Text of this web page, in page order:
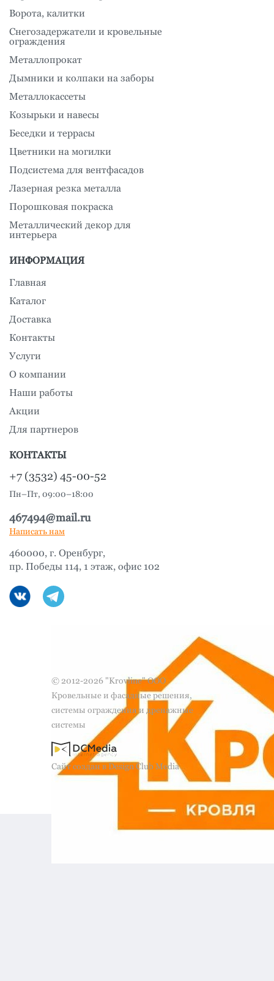
© 2012-2026 "Krovline" ООО
Кровельные и фасадные решения,
системы ограждения и дренажные
системы
Сайт создан в Design Club Media
Ворота, калитки
Снегозадержатели и кровельные
ограждения
Металлопрокат
Дымники и колпаки на заборы
Металлокассеты
Козырьки и навесы
Беседки и террасы
Цветники на могилки
Подсистема для вентфасадов
Лазерная резка металла
Порошковая покраска
Металлический декор для
интерьера
ИНФОРМАЦИЯ
Главная
Каталог
Доставка
Контакты
Услуги
О компании
Наши работы
Акции
Для партнеров
КОНТАКТЫ
+7 (3532) 45-00-52
Пн–Пт, 09:00–18:00
467494@mail.ru
Написать нам
460000, г. Оренбург,
пр. Победы 114, 1 этаж, офис 102